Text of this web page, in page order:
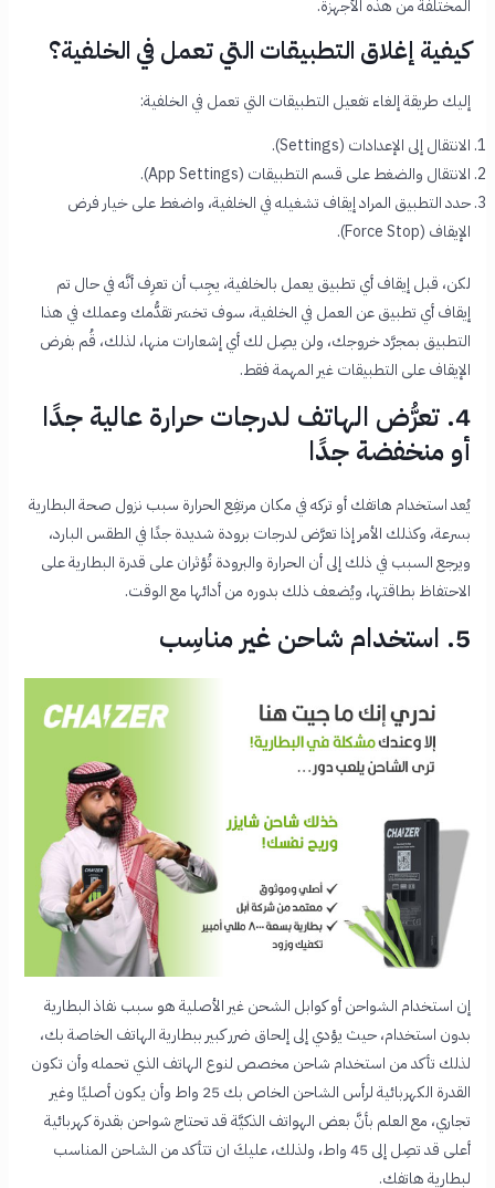
المختلفة من هذه الأجهزة.
كيفية إغلاق التطبيقات التي تعمل في الخلفية؟
إليك طريقة إلغاء تفعيل التطبيقات التي تعمل في الخلفية:
الانتقال إلى الإعدادات (Settings).
الانتقال والضغط على قسم التطبيقات (App Settings).
حدد التطبيق المراد إيقاف تشغيله في الخلفية، واضغط على خيار فرض
الإيقاف (Force Stop).
لكن، قبل إيقاف أي تطبيق يعمل بالخلفية، يجِب أن تعرِف أنَّه في حال تم
إيقاف أي تطبيق عن العمل في الخلفية، سوف تخسَر تقدُّمك وعملك في هذا
التطبيق بمجرَّد خروجك، ولن يصِل لك أي إشعارات منها، لذلك، قُم بفرض
الإيقاف على التطبيقات غير المهمة فقط.
4. تعرُّض الهاتف لدرجات حرارة عالية جدًا
أو منخفضة جدًا
يُعد استخدام هاتفك أو تركه في مكان مرتفِع الحرارة سبب نزول صحة البطارية
بسرعة، وكذلك الأمر إذا تعرَّض لدرجات برودة شديدة جدًا في الطقس البارد،
ويرجع السبب في ذلك إلى أن الحرارة والبرودة تُؤثران على قدرة البطارية على
الاحتفاظ بطاقتها، ويُضعف ذلك بدوره من أدائها مع الوقت.
5. استخدام شاحن غير مناسِب
إن استخدام الشواحن أو كوابل الشحن غير الأصلية هو سبب نفاذ البطارية
بدون استخدام،حيث يؤدي إلى إلحاق ضرر كبير ببطارية الهاتف الخاصة بك،
لذلك تأكد من استخدام شاحن مخصص لنوع الهاتف الذي تحمله وأن تكون
القدرة الكهربائية لرأس الشاحن الخاص بك 25 واط وأن يكون أصليًا وغير
تجاري، مع العلم بأنَّ بعض الهواتف الذكيَّة قد تحتاج شواحن بقدرة كهربائية
أعلى قد تصِل إلى 45 واط، ولذلك، عليكَ ان تتأكد من الشاحن المناسب
لبطارية هاتفك.